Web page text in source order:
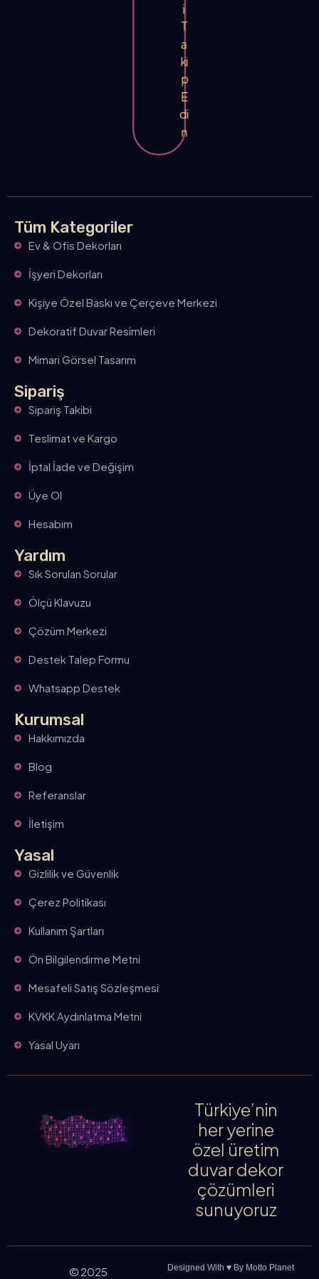
i
T
a
ki
p
E
di
n
Tüm Kategoriler
Ev & Ofis Dekorları
İşyeri Dekorları
Kişiye Özel Baskı ve Çerçeve Merkezi
Dekoratif Duvar Resimleri
Mimari Görsel Tasarım
Sipariş
Sipariş Takibi
Teslimat ve Kargo
İptal İade ve Değişim
Üye Ol
Hesabım
Yardım
Sık Sorulan Sorular
Ölçü Klavuzu
Çözüm Merkezi
Destek Talep Formu
Whatsapp Destek
Kurumsal
Hakkımızda
Blog
Referanslar
İletişim
Yasal
Gizlilik ve Güvenlik
Çerez Politikası
Kullanım Şartları
Ön Bilgilendirme Metni
Mesafeli Satış Sözleşmesi
KVKK Aydınlatma Metni
Yasal Uyarı
Türkiye’nin
her yerine
özel üretim
duvar dekor
çözümleri
sunuyoruz
© 2025 Designed With ♥️ By Motto Planet